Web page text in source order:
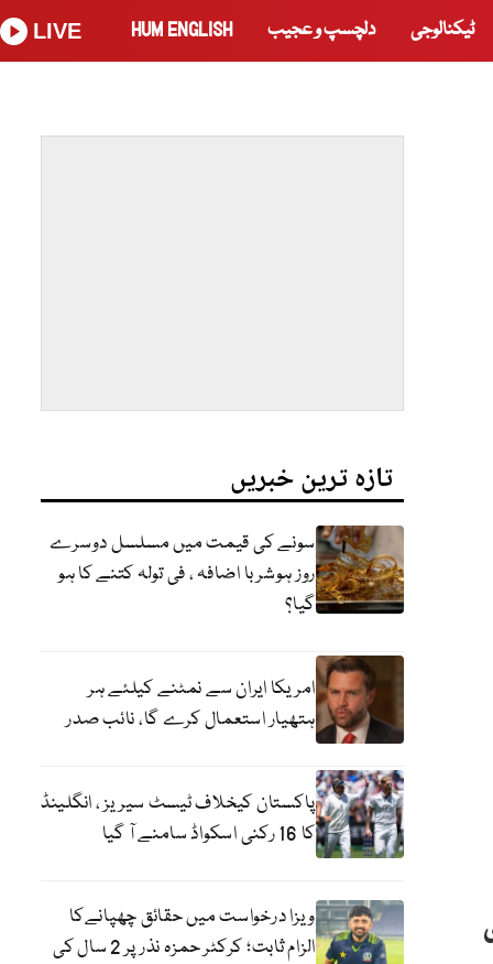
ٹیکنالوجی دلچسپ و عجیب HUM ENGLISH
LIVE
تازہ ترین خبریں
سونے کی قیمت میں مسلسل دوسرے
روز ہوشربا اضافہ ، فی تولہ کتنے کا ہو
گیا؟
امریکا ایران سے نمٹنے کیلئے ہر
ہتھیار استعمال کرے گا، نائب صدر
پاکستان کیخلاف ٹیسٹ سیریز ، انگلینڈ
کا 16 رکنی اسکواڈ سامنے آ گیا
ویزا درخواست میں حقائق چھپانےکا
الزام ثابت؛ کرکٹر حمزہ نذر پر 2 سال کی